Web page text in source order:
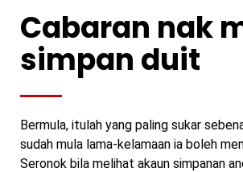
Cabaran nak
simpan duit
Bermula, itulah yang paling sukar
sudah mula lama-kelamaan ia boleh
Seronok bila melihat akaun simpanan